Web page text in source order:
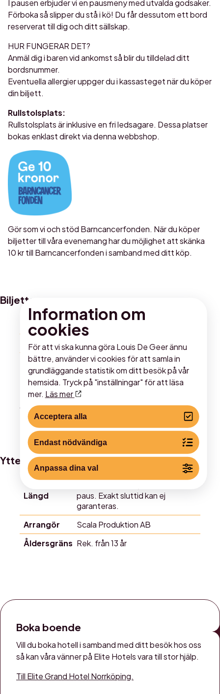
I pausen erbjuder vi en pausmeny med utvalda godsaker.
Förboka så slipper du stå i kö! Du får dessutom ett bord
reserverat till dig och ditt sällskap.
HUR FUNGERAR DET?
Anmäl dig i baren vid ankomst så blir du tilldelad ditt
bordsnummer.
Eventuella allergier uppger du i kassasteget när du köper
din biljett.
Rullstolsplats:
Rullstolsplats är inklusive en fri ledsagare. Dessa platser
bokas enklast direkt via denna webbshop.
Gör som vi och stöd Barncancerfonden. När du köper
biljetter till våra evenemang har du möjlighet att skänka
10 kr till Barncancerfonden i samband med ditt köp.
Biljetter
BILJETTYP
Ordinarie
710:-
Delvis skymd sikt
Rad 1. Delvis skymd sikt pga hög
scenkant.
710:-
Alla priser är inkl. serviceavgift
Ytterligare information
Längd
paus. Exakt sluttid kan ej
garanteras.
Arrangör
Scala Produktion AB
Åldersgräns Rek. från 13 år
Boka boende
Vill du boka hotell i samband med ditt besök hos oss
så kan våra vänner på Elite Hotels vara till stor hjälp.
Till Elite Grand Hotel Norrköping.
Information om
cookies
För att vi ska kunna göra Louis De Geer ännu
bättre, använder vi cookies för att samla in
grundläggande statistik om ditt besök på vår
hemsida. Tryck på "inställningar" för att läsa
mer. Läs mer
Acceptera alla
Endast nödvändiga
Anpassa dina val